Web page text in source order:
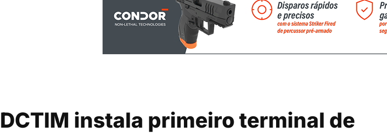
DCTIM instala primeiro terminal de